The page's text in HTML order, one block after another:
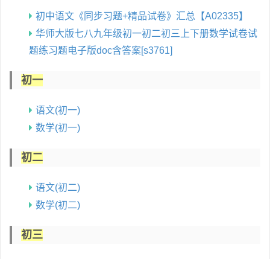
初中语文《同步习题+精品试卷》汇总【A02335】
华师大版七八九年级初一初二初三上下册数学试卷试
题练习题电子版doc含答案[s3761]
初一
语文(初一)
数学(初一)
初二
语文(初二)
数学(初二)
初三